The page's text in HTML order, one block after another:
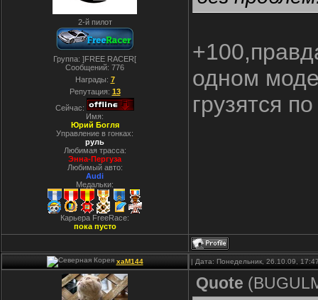
2-й пилот
Группа: ]FREE RACER[
Сообщений: 776
Награды: 7
Репутация: 13
Сейчас:
Имя:
Юрий Богля
Управление в гонках:
руль
Любимая трасса:
Энна-Пергуза
Любимый авто:
Audi
Медальки:
Карьера FreeRace:
пока пусто
одном
грузятся
xaM144 | Дата: Понедельник, 26.10.09,
Quote (